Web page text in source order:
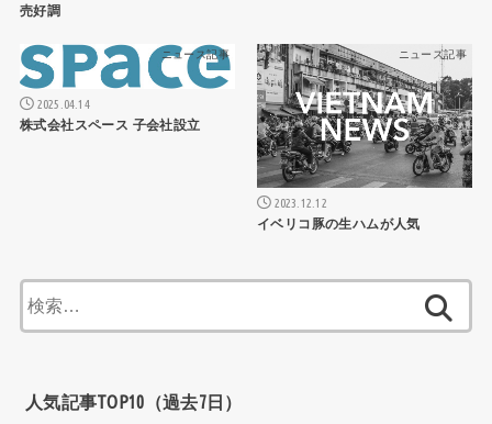
売好調
ニュース記事
2025.04.14
株式会社スペース 子会社設立
ニュース記事
2023.12.12
イベリコ豚の生ハムが人気
索:
人気記事TOP10（過去7日）